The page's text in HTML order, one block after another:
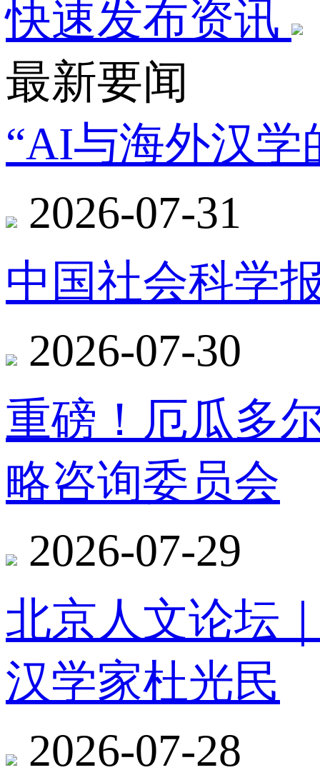
快速发布资讯
最新要闻
“AI与海外汉学
2026-07-31
中国社会科学
2026-07-30
重磅！厄瓜多
略咨询委员会
2026-07-29
北京人文论坛
汉学家杜光民
2026-07-28